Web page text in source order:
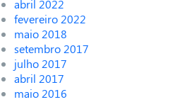
abril 2022
fevereiro 2022
maio 2018
setembro 2017
julho 2017
abril 2017
maio 2016